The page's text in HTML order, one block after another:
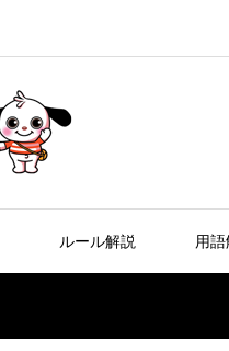
ルール解説 用